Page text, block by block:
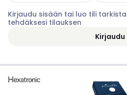
Kirjaudu sisään tai luo tili
tehdäksesi tilauksen
Kirjaudu